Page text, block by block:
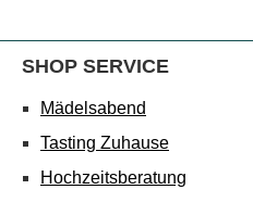
SHOP SERVICE
Mädelsabend
Tasting Zuhause
Hochzeitsberatung